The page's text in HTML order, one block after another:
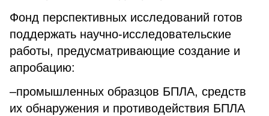
Фонд перспективных исследований готов
поддержать научно-исследовательские
работы, предусматривающие создание и
апробацию:
–промышленных образцов БПЛА, средств
их обнаружения и противодействия БПЛА